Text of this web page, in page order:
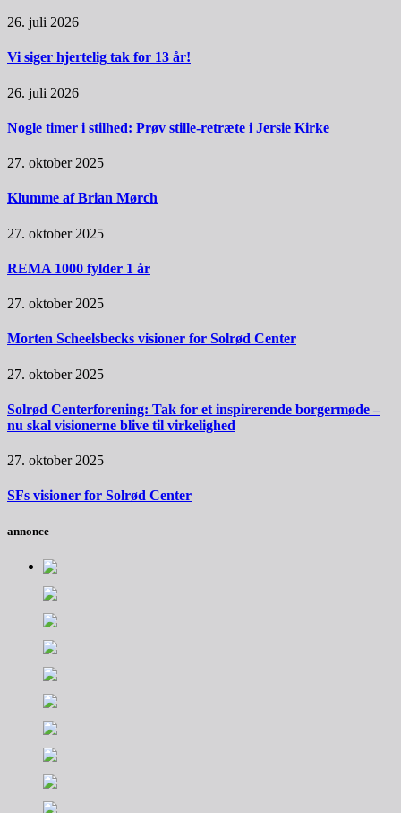
26. juli 2026
Vi siger hjertelig tak for 13 år!
26. juli 2026
Nogle timer i stilhed: Prøv stille-retræte i Jersie Kirke
27. oktober 2025
Klumme af Brian Mørch
27. oktober 2025
REMA 1000 fylder 1 år
27. oktober 2025
Morten Scheelsbecks visioner for Solrød Center
27. oktober 2025
Solrød Centerforening: Tak for et inspirerende borgermøde –
nu skal visionerne blive til virkelighed
27. oktober 2025
SFs visioner for Solrød Center
annonce